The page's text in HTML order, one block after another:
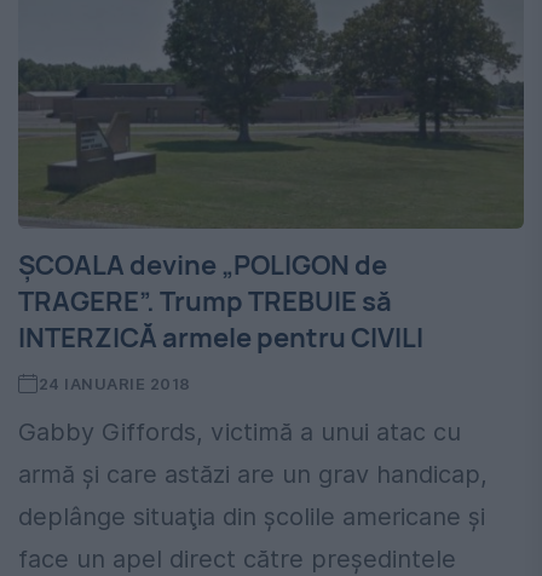
ŞCOALA devine „POLIGON de
TRAGERE”. Trump TREBUIE să
INTERZICĂ armele pentru CIVILI
24 IANUARIE 2018
Gabby Giffords, victimă a unui atac cu
armă şi care astăzi are un grav handicap,
deplânge situaţia din şcolile americane şi
face un apel direct către preşedintele